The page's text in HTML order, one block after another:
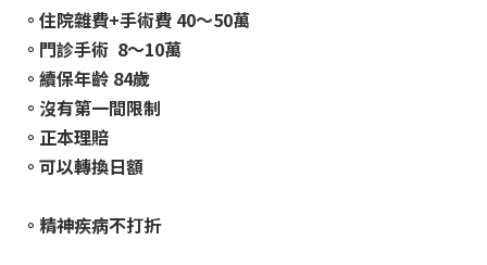
。住院雜費+手術費 40～50萬
。門診手術 8～10萬
。續保年齡 84歲
。沒有第一間限制
。正本理賠
。可以轉換日額
。精神疾病不打折